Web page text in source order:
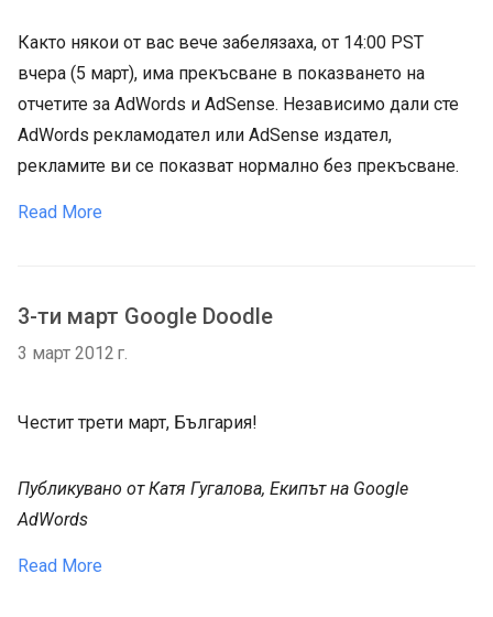
Както някои от вас вече забелязаха, от 14:00 PST
вчера (5 март), има прекъсване в показването на
отчетите за AdWords и AdSense. Независимо дали сте
AdWords рекламодател или AdSense издател,
рекламите ви се показват нормално без прекъсване.
Read More
3-ти март Google Doodle
3 март 2012 г.
Честит трети март, България!
Публикувано от Катя Гугалова, Екипът на Google
AdWords
Read More